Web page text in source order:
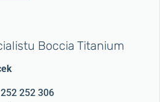
Boccia Titanium
252 306